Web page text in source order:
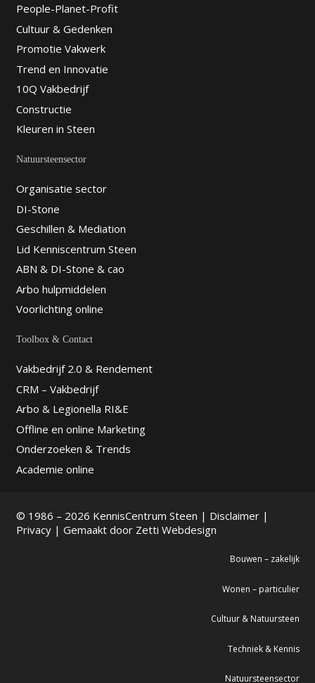
People-Planet-Profit
Cultuur & Gedenken
Promotie Vakwerk
Trend en Innovatie
10Q Vakbedrijf
Constructie
Kleuren in Steen
Natuursteensector
Organisatie sector
DI-Stone
Geschillen & Mediation
Lid Kenniscentrum Steen
ABN & DI-Stone & cao
Arbo hulpmiddelen
Voorlichting online
Toolbox & Contact
Vakbedrijf 2.0 & Rendement
CRM – Vakbedrijf
Arbo & Legionella RI&E
Offline en online Marketing
Onderzoeken & Trends
Academie online
© 1986 – 2026 KennisCentrum Steen | Disclaimer|
Privacy| Gemaakt door Zetti Webdesign
Bouwen – zakelijk
Wonen – particulier
Cultuur & Natuursteen
Techniek & Kennis
Natuursteensector